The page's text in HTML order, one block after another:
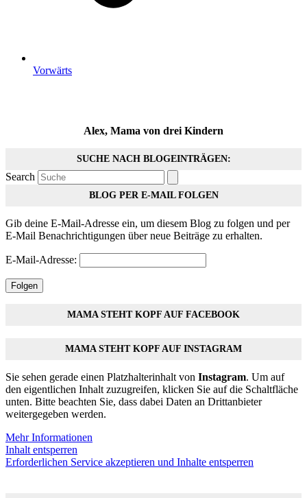
Vorwärts
Alex, Mama von drei Kindern
SUCHE NACH BLOGEINTRÄGEN:
Search
BLOG PER E-MAIL FOLGEN
Gib deine E-Mail-Adresse ein, um diesem Blog zu folgen und per
E-Mail Benachrichtigungen über neue Beiträge zu erhalten.
E-Mail-Adresse:
Folgen
MAMA STEHT KOPF AUF FACEBOOK
MAMA STEHT KOPF AUF INSTAGRAM
Sie sehen gerade einen Platzhalterinhalt von Instagram. Um auf
den eigentlichen Inhalt zuzugreifen, klicken Sie auf die Schaltfläche
unten. Bitte beachten Sie, dass dabei Daten an Drittanbieter
weitergegeben werden.
Mehr Informationen
Inhalt entsperren
Erforderlichen Service akzeptieren und Inhalte entsperren